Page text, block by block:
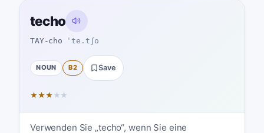
techo
TAY-cho ˈte.tʃo
NOUN B2 Save
★★★ ★ ★
Verwenden Sie „techo“, wenn Sie eine